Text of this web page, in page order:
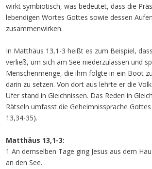
wirkt symbiotisch, was bedeutet, dass die
lebendigen Wortes Gottes sowie dessen
zusammenwirken.
In Matthäus 13,1-3 heißt es zum Beispiel,
verließ, um sich am See niederzulassen und
Menschenmenge, die ihm folgte in ein Boot
darin zu setzen. Von dort aus lehrte er die
Ufer stand in Gleichnissen. Das Reden in
Rätseln umfasst die Geheimnissprache
13,34-35).
Matthäus 13,1-3:
1 An demselben Tage ging Jesus aus dem
an den See.